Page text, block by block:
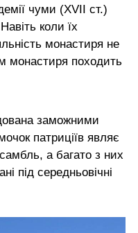
чуми (XVII ст.)
коли їх
монастиря не
монастиря походить
заможними
патриціїв являє
а багато з них
під середньовічні